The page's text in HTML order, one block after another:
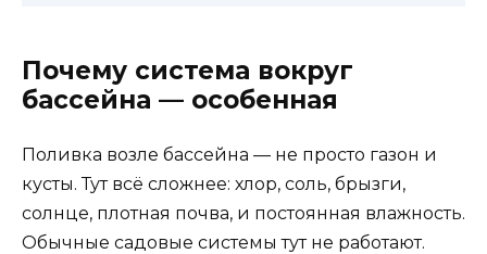
Почему система вокруг
бассейна — особенная
Поливка возле бассейна — не просто газон и
кусты. Тут всё сложнее: хлор, соль, брызги,
солнце, плотная почва, и постоянная влажность.
Обычные садовые системы тут не работают.